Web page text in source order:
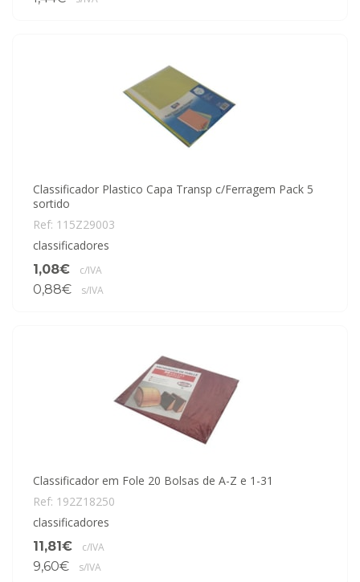
Classificador Plastico Capa Transp c/Ferragem Pack 5
sortido
Ref: 115Z29003
classificadores
1,08€
c/IVA
0,88€ s/IVA
Classificador em Fole 20 Bolsas de A-Z e 1-31
Ref: 192Z18250
classificadores
11,81€
c/IVA
9,60€ s/IVA